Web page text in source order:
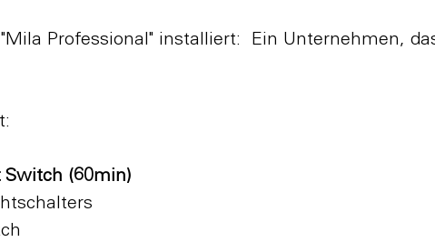
Professional" installiert: Ein Unternehmen,
(60min)